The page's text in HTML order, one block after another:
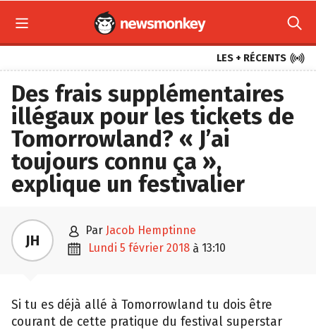
 
LES + RÉCENTS 
Des frais supplémentaires
illégaux pour les tickets de
Tomorrowland? « J’ai
toujours connu ça »,
explique un festivalier
JH  par Jacob Hemptinne
 lundi 5 février 2018 à 13:10
Si tu es déjà allé à Tomorrowland tu dois être
courant de cette pratique du festival superstar